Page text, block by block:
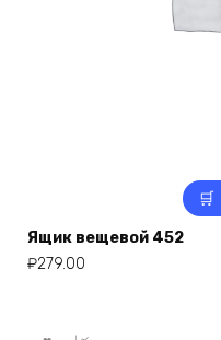
Ящик вещевой 452
₽279.00